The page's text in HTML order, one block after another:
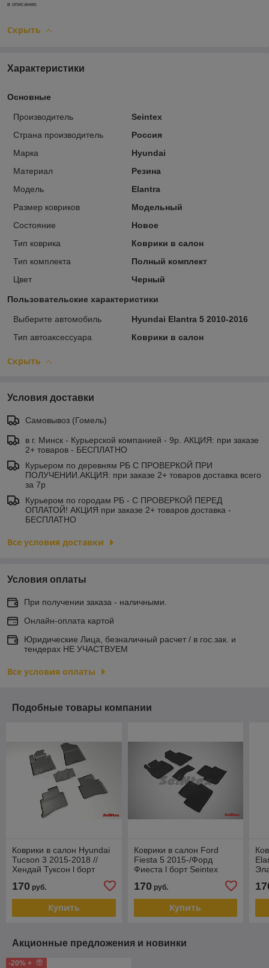
в описании.
Скрыть
Характеристики
Основные
Производитель
Seintex
Страна производитель
Россия
Марка
Hyundai
Материал
Резина
Модель
Elantra
Размер ковриков
Модельный
Состояние
Новое
Тип коврика
Коврики в салон
Тип комплекта
Полный комплект
Цвет
Черный
Пользовательские характеристики
Выберите автомобиль
Hyundai Elantra 5 2010-2016
Тип автоаксессуара
Коврики в салон
Скрыть
Условия доставки
Самовывоз (Гомель)
в г. Минск - Курьерской компанией - 9р. АКЦИЯ: при заказе
2+ товаров - БЕСПЛАТНО
Курьером по деревням РБ С ПРОВЕРКОЙ ПРИ
ПОЛУЧЕНИИ.АКЦИЯ: при заказе 2+ товаров доставка всего
за 7р
Курьером по городам РБ - С ПРОВЕРКОЙ ПЕРЕД
ОПЛАТОЙ! АКЦИЯ при заказе 2+ товаров доставка -
БЕСПЛАТНО
Все условия доставки
Условия оплаты
При получении заказа - наличными.
Онлайн-оплата картой
Юридические Лица, безналичный расчет / в гос.зак. и
тендерах НЕ УЧАСТВУЕМ
Все условия оплаты
Подобные товары компании
Коврики в салон Hyundai
Tucson 3 2015-2018 //
Хендай Туксон l борт
170 руб.
Купить
Коврики в салон Ford
Fiesta 5 2015-/Форд
Фиеста l борт Seintex
170руб.
Купить
Акционные предложения и новинки
-20% +